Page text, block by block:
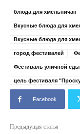
блюда для хмельничан
Вкусные блюда для
Вкусные блюда для
город фестивалей
Фестиваль уличной
цель фестиваля
Facebook
Предыдущая статья